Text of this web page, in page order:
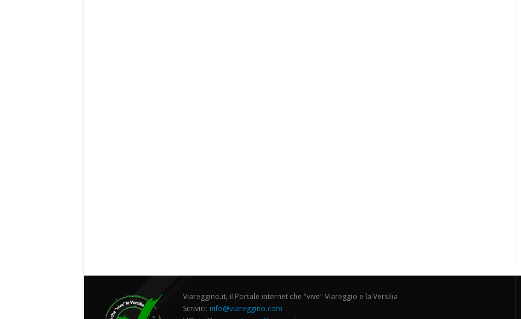
Viareggino.it, il Portale internet che "vive" Viareggio e la Versilia
Scrivici: info@viareggino.com